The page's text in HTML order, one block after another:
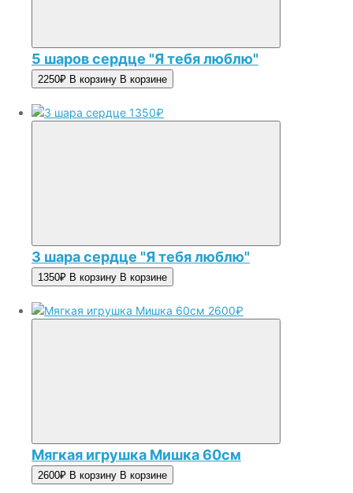
5 шаров сердце "Я тебя люблю"
2250₽ В корзину В корзине
1350₽
3 шара сердце "Я тебя люблю"
1350₽ В корзину В корзине
2600₽
Мягкая игрушка Мишка 60см
2600₽ В корзину В корзине